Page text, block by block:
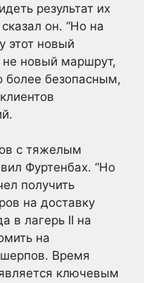
результат их
он. “Но на
этот новый
новый маршрут,
более безопасным,
с тяжелым
Фуртенбах. “Но
получить
на доставку
в лагерь II на
на
Время
ключевым